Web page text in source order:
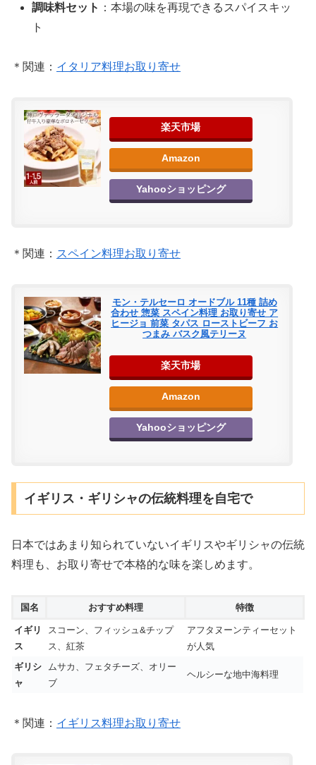
調味料セット ：本場の味を再現できるスパイスキッ
ト
＊関連： イタリア料理お取り寄せ
楽天市場
Amazon
Yahooショッピング
＊関連： スペイン料理お取り寄せ
モン・テルセーロ オードブル 11種 詰め
合わせ 惣菜 スペイン料理 お取り寄せ ア
ヒージョ 前菜 タパス ローストビーフ お
つまみ バスク風テリーヌ
楽天市場
Amazon
Yahooショッピング
イギリス・ギリシャの伝統料理を自宅で
日本ではあまり知られていないイギリスやギリシャの伝統
料理も、お取り寄せで本格的な味を楽しめます。
国名 おすすめ料理 特徴
イギリ
ス
スコーン、フィッシュ&チップ
ス、紅茶
アフタヌーンティーセット
が人気
ギリシ
ャ
ムサカ、フェタチーズ、オリー
ブ
ヘルシーな地中海料理
＊関連： イギリス料理お取り寄せ